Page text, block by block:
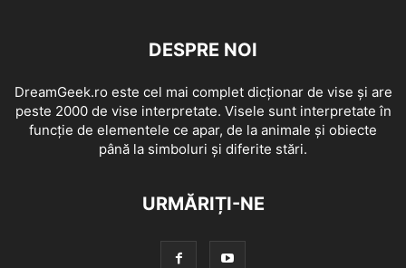
DESPRE NOI
DreamGeek.ro este cel mai complet dicționar de vise și are
peste 2000 de vise interpretate. Visele sunt interpretate în
funcție de elementele ce apar, de la animale și obiecte
până la simboluri și diferite stări.
URMĂRIȚI-NE